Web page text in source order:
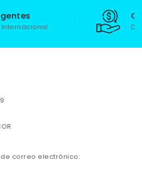
correo electrónico: